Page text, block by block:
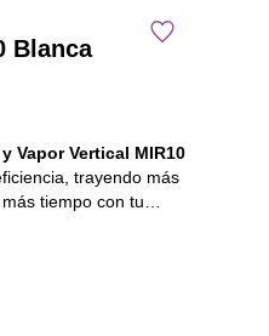
Blanca
Vapor Vertical MIR10
trayendo más
tiempo con tu
cuestión de minutos.